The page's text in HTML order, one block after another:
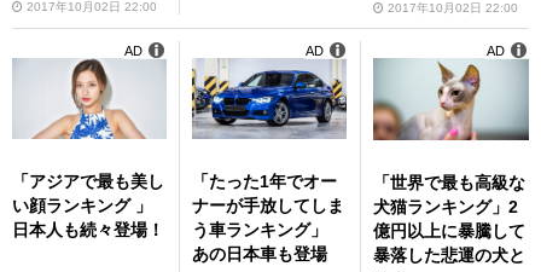
2017年10月02日 22:00 2017年10月02日 22:00
「アジアで最も美し
い顔ランキング 」
日本人も続々登場！
AD
「たった1年でオー
ナーが手放してしま
う車ランキング」
あの日本車も登場
AD
「世界で最も高級な
犬猫ランキング」2
億円以上に暴騰して
暴落した悲運の犬と
AD